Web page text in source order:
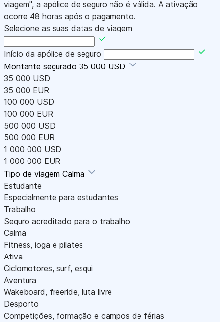
viagem", a apólice de seguro não é válida. A ativação
ocorre 48 horas após o pagamento.
Selecione as suas datas de viagem
Início da apólice de seguro
Montante segurado 35 000 USD
35 000 USD
35 000 EUR
100 000 USD
100 000 EUR
500 000 USD
500 000 EUR
1 000 000 USD
1 000 000 EUR
Tipo de viagem Calma
Estudante
Especialmente para estudantes
Trabalho
Seguro acreditado para o trabalho
Calma
Fitness, ioga e pilates
Ativa
Ciclomotores, surf, esqui
Aventura
Wakeboard, freeride, luta livre
Desporto
Competições, formação e campos de férias